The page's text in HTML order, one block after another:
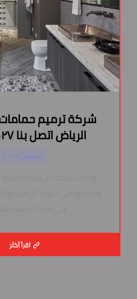
شركة ترميم
الرياض اتصل بنا ٠٥٠٦٢٧٦٠٢٧
أغسطس ٣, ٢٠٢٤
اقرأ أكثر